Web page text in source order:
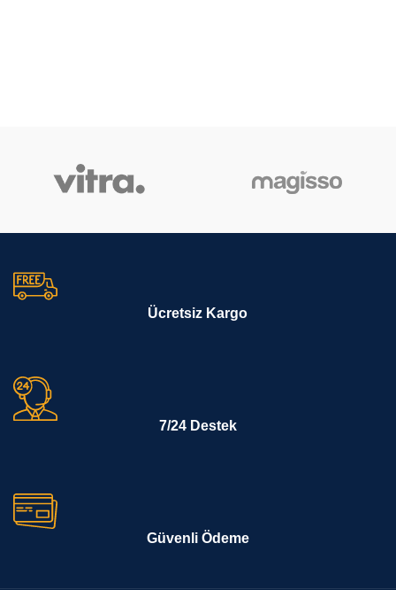
Ücretsiz Kargo
7/24 Destek
Güvenli Ödeme